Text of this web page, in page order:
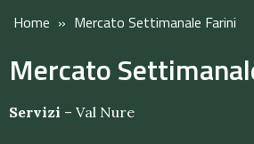
Home » Mercato Settimanale Farini
Mercato
Servizi – Val Nure